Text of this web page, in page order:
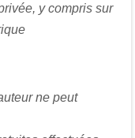
y compris sur
ne peut